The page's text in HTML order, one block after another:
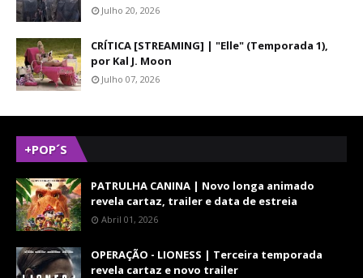
Julho 20, 2026
CRÍTICA [STREAMING] | "Elle" (Temporada 1),
por Kal J. Moon
Julho 07, 2026
+POP´S
PATRULHA CANINA | Novo longa animado
revela cartaz, trailer e data de estreia
Abril 01, 2026
OPERAÇÃO - LIONESS | Terceira temporada
revela cartaz e novo trailer